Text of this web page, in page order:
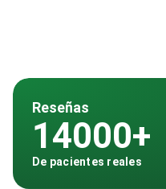
Reseñas
14000+
De pacientes reales